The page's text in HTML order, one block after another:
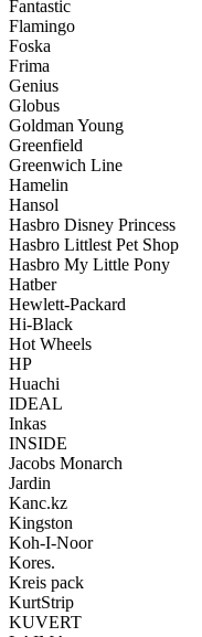
Fantastic
Flamingo
Foska
Frima
Genius
Globus
Goldman Young
Greenfield
Greenwich Line
Hamelin
Hansol
Hasbro Disney Princess
Hasbro Littlest Pet Shop
Hasbro My Little Pony
Hatber
Hewlett-Packard
Hi-Black
Hot Wheels
HP
Huachi
IDEAL
Inkas
INSIDE
Jacobs Monarch
Jardin
Kanc.kz
Kingston
Koh-I-Noor
Kores.
Kreis pack
KurtStrip
KUVERT